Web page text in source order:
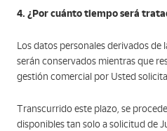
4. ¿Por cuánto tiempo será
Los datos personales derivados
serán conservados mientras que
gestión comercial por Usted
Transcurrido este plazo, se
disponibles tan solo a solicitud de